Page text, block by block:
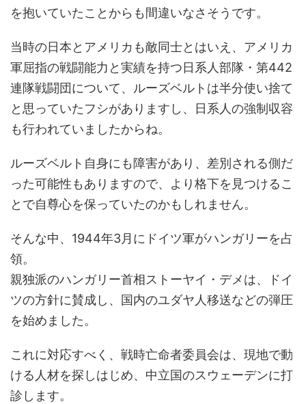
を抱いていたことからも間違いなさそうです。
当時の日本とアメリカも敵同士とはいえ、アメリカ
軍屈指の戦闘能力と実績を持つ日系人部隊・第442
連隊戦闘団について、ルーズベルトは半分使い捨て
と思っていたフシがありますし、日系人の強制収容
も行われていましたからね。
ルーズベルト自身にも障害があり、差別される側だ
った可能性もありますので、より格下を見つけるこ
とで自尊心を保っていたのかもしれません。
そんな中、1944年3月にドイツ軍がハンガリーを占
領。
親独派のハンガリー首相ストーヤイ・デメは、ドイ
ツの方針に賛成し、国内のユダヤ人移送などの弾圧
を始めました。
これに対応すべく、戦時亡命者委員会は、現地で動
ける人材を探しはじめ、中立国のスウェーデンに打
診します。